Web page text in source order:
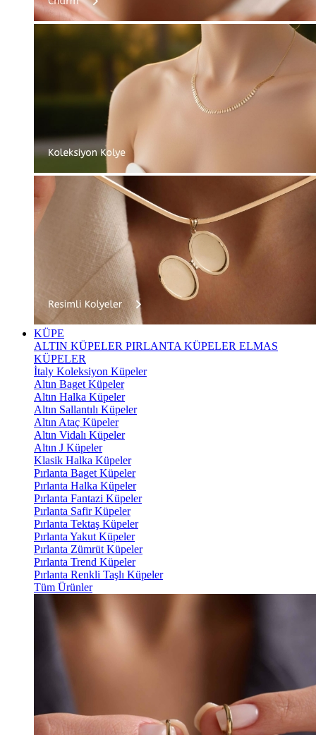
KÜPE
ALTIN KÜPELER PIRLANTA KÜPELER ELMAS
KÜPELER
İtaly Koleksiyon Küpeler
Altın Baget Küpeler
Altın Halka Küpeler
Altın Sallantılı Küpeler
Altın Ataç Küpeler
Altın Vidalı Küpeler
Altın J Küpeler
Klasik Halka Küpeler
Pırlanta Baget Küpeler
Pırlanta Halka Küpeler
Pırlanta Fantazi Küpeler
Pırlanta Safir Küpeler
Pırlanta Tektaş Küpeler
Pırlanta Yakut Küpeler
Pırlanta Zümrüt Küpeler
Pırlanta Trend Küpeler
Pırlanta Renkli Taşlı Küpeler
Tüm Ürünler